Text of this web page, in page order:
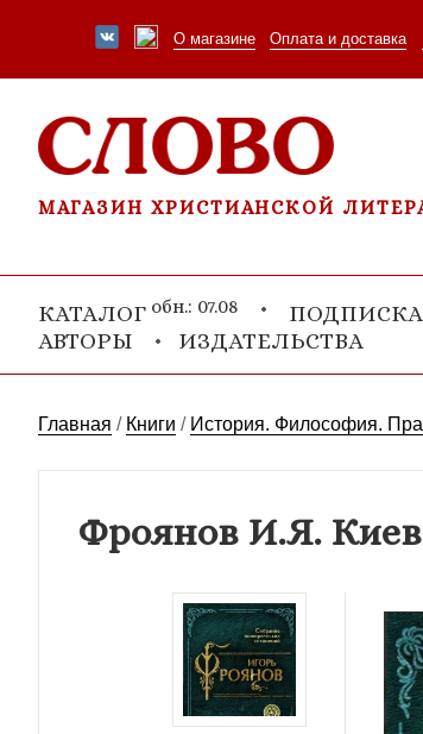
О магазине Оплата и доставка
МАГАЗИН ХРИСТИАНСКОЙ
КАТАЛОГ обн.: 07.08
АВТОРЫ
ИЗДАТЕЛЬСТВА
Главная / Книги / История. Философия.
Фроянов И.Я.